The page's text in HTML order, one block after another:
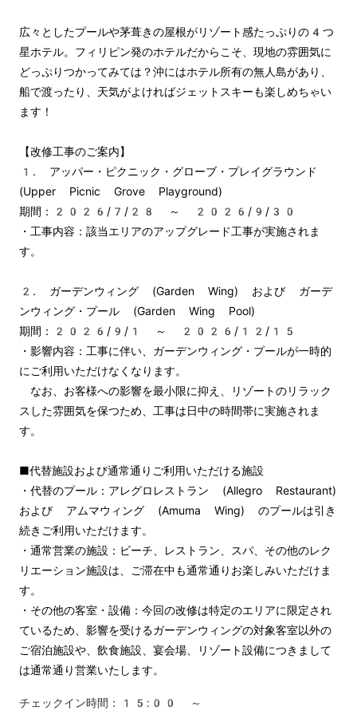
広々としたプールや茅葺きの屋根がリゾート感たっぷりの4つ
星ホテル。フィリピン発のホテルだからこそ、現地の雰囲気に
どっぷりつかってみては？沖にはホテル所有の無人島があり、
船で渡ったり、天気がよければジェットスキーも楽しめちゃい
ます！
【改修工事のご案内】
1. アッパー・ピクニック・グローブ・プレイグラウンド
(Upper Picnic Grove Playground)
期間：2026/7/28 ～ 2026/9/30
・工事内容：該当エリアのアップグレード工事が実施されま
す。
2. ガーデンウィング (Garden Wing) および ガーデ
ンウィング・プール (Garden Wing Pool)
期間：2026/9/1 ～ 2026/12/15
・影響内容：工事に伴い、ガーデンウィング・プールが一時的
にご利用いただけなくなります。
なお、お客様への影響を最小限に抑え、リゾートのリラック
スした雰囲気を保つため、工事は日中の時間帯に実施されま
す。
■代替施設および通常通りご利用いただける施設
・代替のプール：アレグロレストラン (Allegro Restaurant)
および アムマウィング (Amuma Wing) のプールは引き
続きご利用いただけます。
・通常営業の施設：ビーチ、レストラン、スパ、その他のレク
リエーション施設は、ご滞在中も通常通りお楽しみいただけま
す。
・その他の客室・設備：今回の改修は特定のエリアに限定され
ているため、影響を受けるガーデンウィングの対象客室以外の
ご宿泊施設や、飲食施設、宴会場、リゾート設備につきまして
は通常通り営業いたします。
チェックイン時間：
15:00 ～